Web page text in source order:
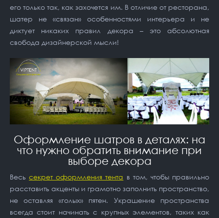
его только так, как захочется им. В отличие от ресторана,
шатер не «связан» особенностями интерьера и не
диктует никаких правил декора – это абсолютная
свобода дизайнерской мысли!
Оформление шатров в деталях: на
что нужно обратить внимание при
выборе декора
Весьсекрет оформления тента в том, чтобы правильно
расставить акценты и грамотно заполнить пространство,
не оставляя «голых» пятен. Украшение пространства
всегда стоит начинать с крупных элементов, таких как